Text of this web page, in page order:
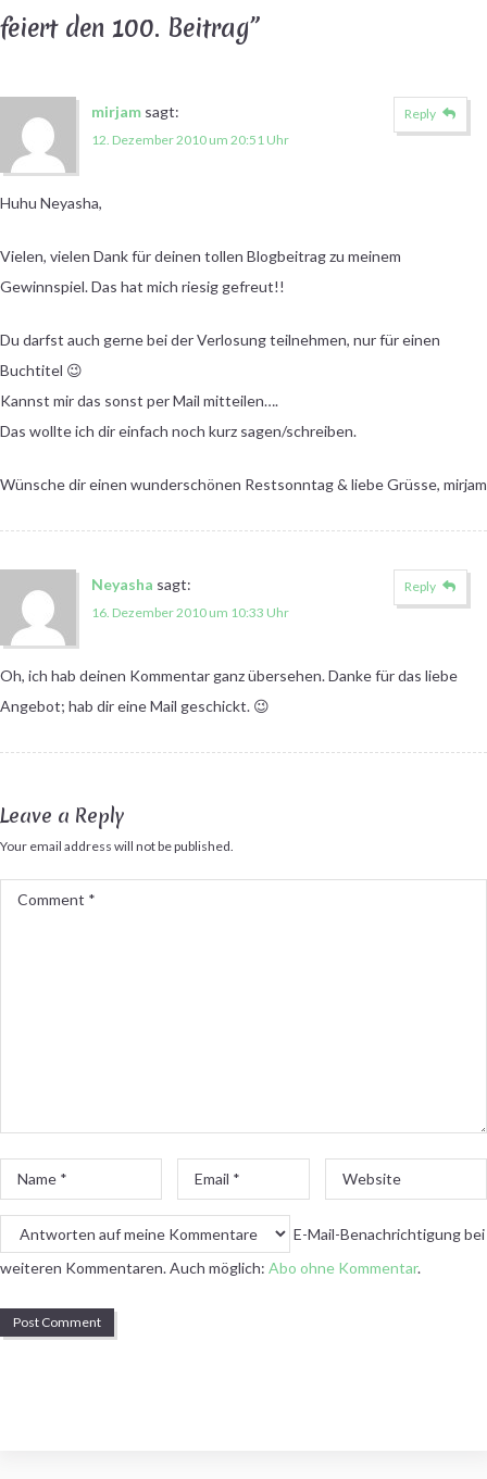
feiert den 100. Beitrag”
mirjam sagt:
12. Dezember 2010 um 20:51 Uhr
Huhu Neyasha,
Vielen, vielen Dank für deinen tollen Blogbeitrag zu meinem
Gewinnspiel. Das hat mich riesig gefreut!!
Du darfst auch gerne bei der Verlosung teilnehmen, nur für einen
Buchtitel 😉
Kannst mir das sonst per Mail mitteilen….
Das wollte ich dir einfach noch kurz sagen/schreiben.
Wünsche dir einen wunderschönen Restsonntag & liebe Grüsse, mirjam
Reply
Neyasha sagt:
16. Dezember 2010 um 10:33 Uhr
Oh, ich hab deinen Kommentar ganz übersehen. Danke für das liebe
Angebot; hab dir eine Mail geschickt. 😉
Reply
Leave a Reply
Your email address will not be published.
Comment
Name
*
Email
*
Website
E-Mail-Benachrichtigung bei
weiteren Kommentaren. Auch möglich: Abo ohne Kommentar.